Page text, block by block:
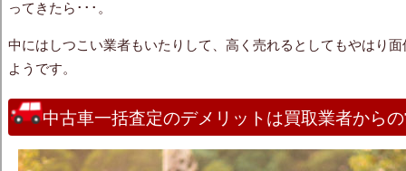
ってきたら･･･。
中にはしつこい業者もいたりして、高く売れるとしてもやはり
ようです。
中古車一括査定のデメリットは買取業者から